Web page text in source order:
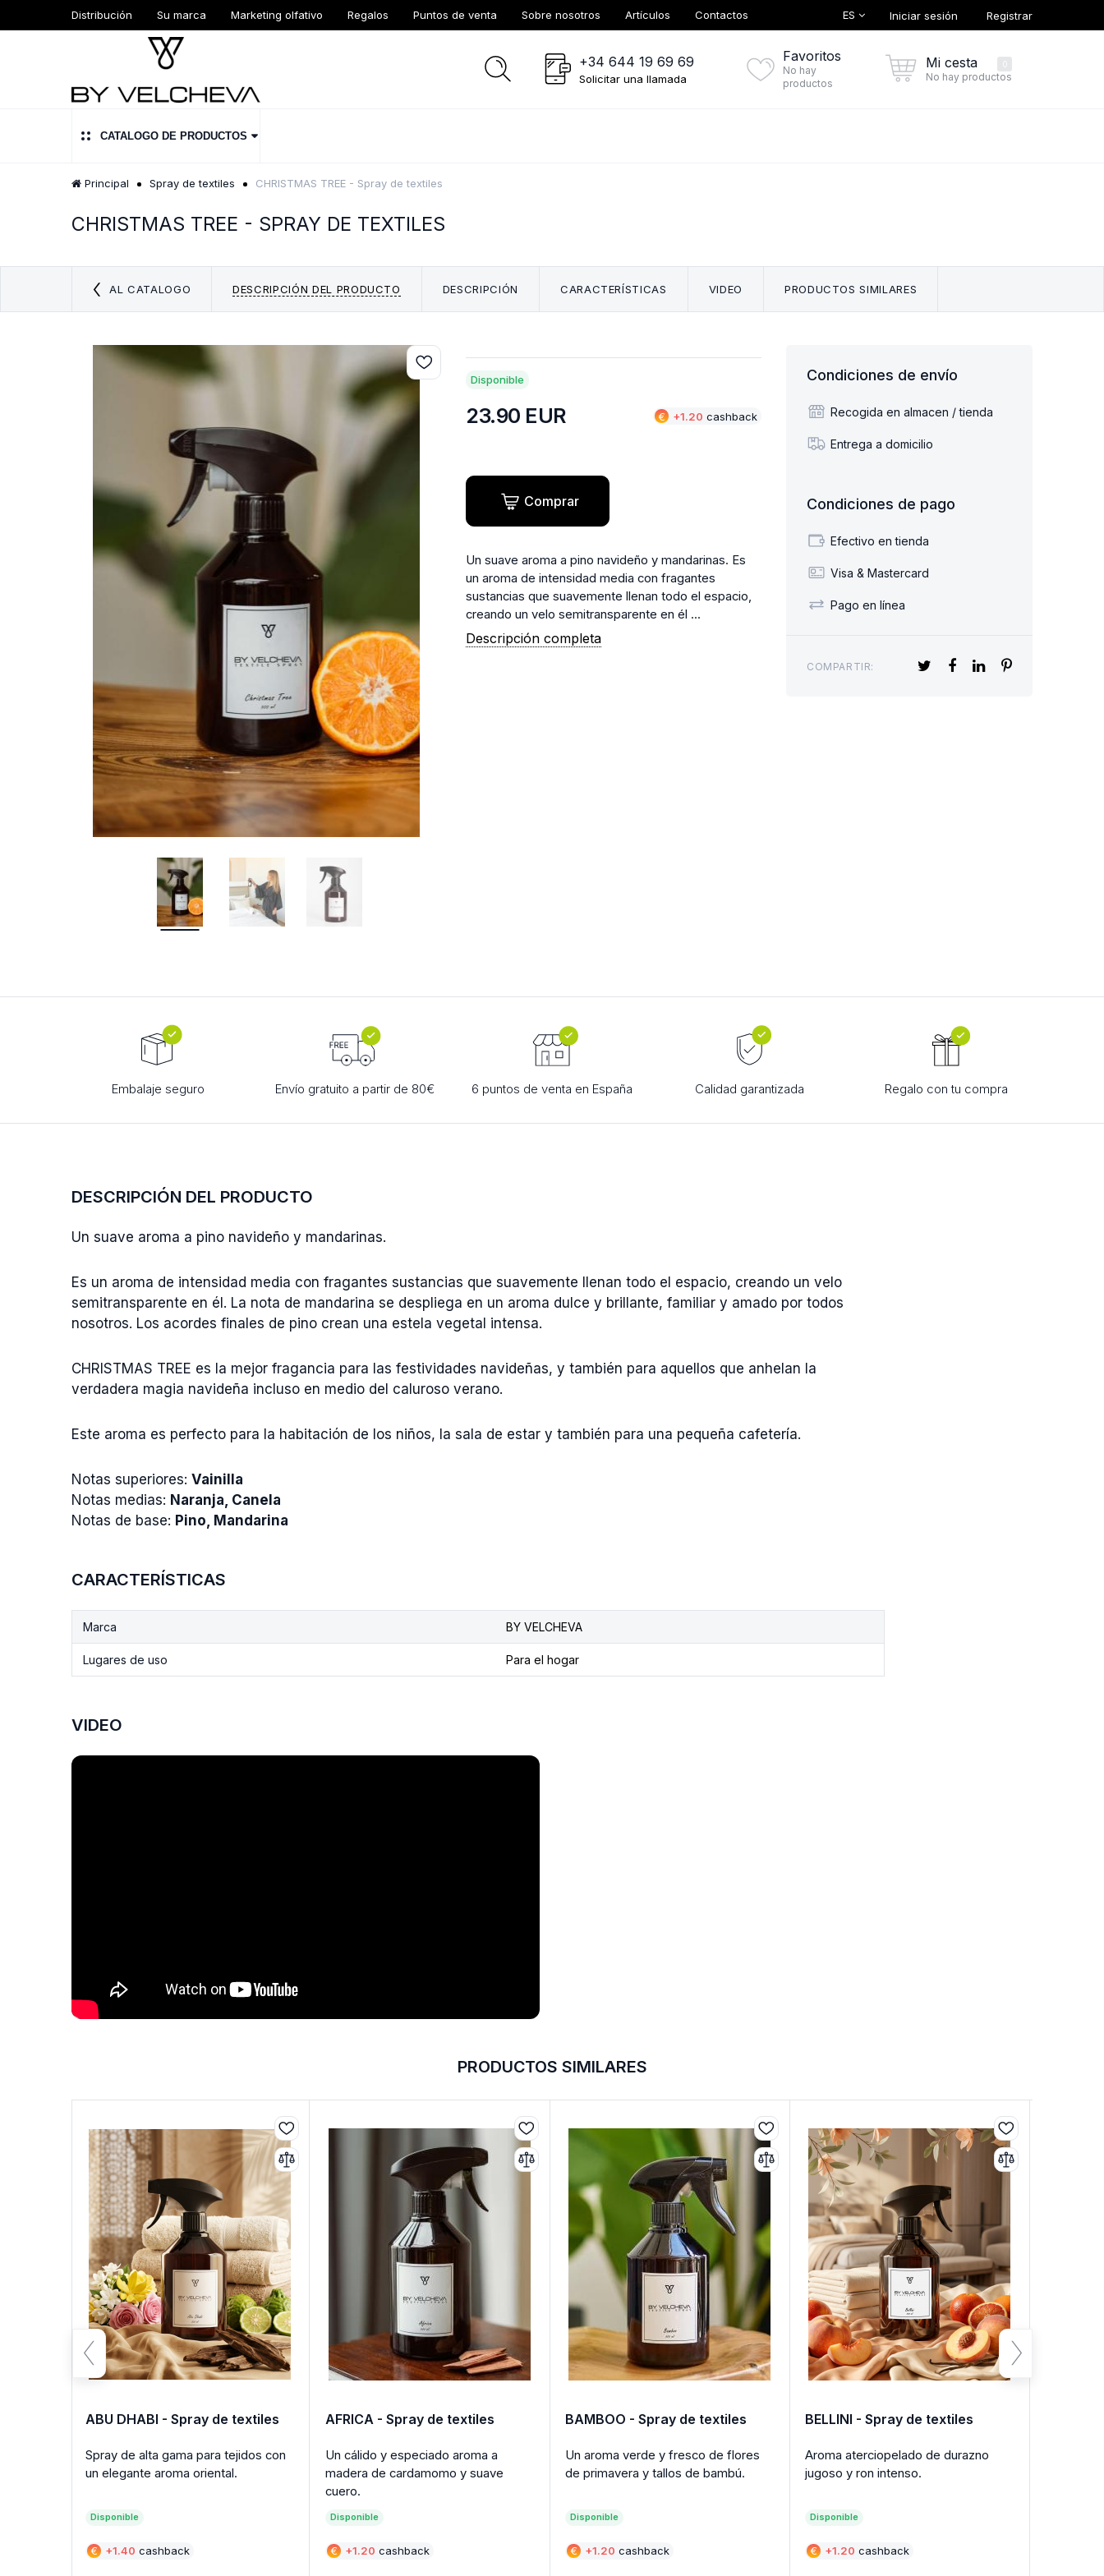
Distribución Su marca Marketing olfativo Regalos Puntos de venta Sobre nosotros Artículos Contactos ES Iniciar sesión Registrar
+34 644 19 69 69
Solicitar una llamada
Favoritos
No hay
productos
Mi cesta
No hay productos
CATALOGO DE PRODUCTOS
Principal Spray de textiles CHRISTMAS TREE - Spray de textiles
CHRISTMAS TREE - SPRAY DE TEXTILES
AL CATALOGO DESCRIPCIÓN DEL PRODUCTO DESCRIPCIÓN CARACTERÍSTICAS VIDEO PRODUCTOS SIMILARES
Disponible
23.90 EUR € +1.20 cashback
Comprar
Un suave aroma a pino navideño y mandarinas. Es
un aroma de intensidad media con fragantes
sustancias que suavemente llenan todo el espacio,
creando un velo semitransparente en él ...
Descripción completa
Condiciones de envío
Recogida en almacen / tienda
Entrega a domicilio
Condiciones de pago
Efectivo en tienda
Visa & Mastercard
Pago en línea
COMPARTIR:
Embalaje seguro Envío gratuito a partir de 80€ 6 puntos de venta en España Calidad garantizada Regalo con tu compra
DESCRIPCIÓN DEL PRODUCTO
Un suave aroma a pino navideño y mandarinas.
Es un aroma de intensidad media con fragantes sustancias que suavemente llenan todo el espacio, creando un velo
semitransparente en él. La nota de mandarina se despliega en un aroma dulce y brillante, familiar y amado por todos
nosotros. Los acordes finales de pino crean una estela vegetal intensa.
CHRISTMAS TREE es la mejor fragancia para las festividades navideñas, y también para aquellos que anhelan la
verdadera magia navideña incluso en medio del caluroso verano.
Este aroma es perfecto para la habitación de los niños, la sala de estar y también para una pequeña cafetería.
Notas superiores: Vainilla
Notas medias: Naranja, Canela
Notas de base: Pino, Mandarina
CARACTERÍSTICAS
Marca BY VELCHEVA
Lugares de uso Para el hogar
VIDEO
PRODUCTOS SIMILARES
ABU DHABI - Spray de textiles
Spray de alta gama para tejidos con
un elegante aroma oriental.
Disponible
€ +1.40 cashback
AFRICA - Spray de textiles
Un cálido y especiado aroma a
madera de cardamomo y suave
cuero.
Disponible
€ +1.20 cashback
BAMBOO - Spray de textiles
Un aroma verde y fresco de flores
de primavera y tallos de bambú.
Disponible
€ +1.20 cashback
BELLINI - Spray de textiles
Aroma aterciopelado de durazno
jugoso y ron intenso.
Disponible
€ +1.20 cashback